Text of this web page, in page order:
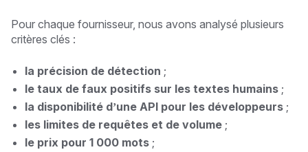
Pour chaque fournisseur, nous avons analysé plusieurs
critères clés :
la précision de détection ;
le taux de faux positifs sur les textes humains ;
la disponibilité d’une API pour les développeurs ;
les limites de requêtes et de volume ;
le prix pour 1 000 mots ;